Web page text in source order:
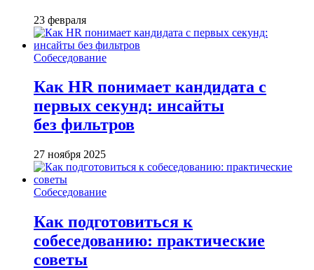
23 февраля
Собеседование
Как HR понимает кандидата с
первых секунд: инсайты
без фильтров
27 ноября 2025
Собеседование
Как подготовиться к
собеседованию: практические
советы